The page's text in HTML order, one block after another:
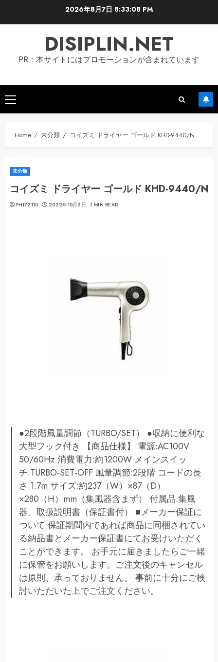
2026年8月7日 8:33:09 PM
DISIPLIN.NET
PR：本サイトにはプロモーションが含まれています
Primary
Menu
Home 未分類 コイズミ ドライヤー ゴールド KHD-9440/N
未分類
コイズミ ドライヤー ゴールド KHD-9440/N
PHI72110 2022年10月2日 1 MIN READ
●2段階風量調節（TURBO/SET） ●収納に便利な
大型フック付き 【商品仕様】 電源:AC100V
50/60Hz 消費電力:約1200W メインスイッ
チ:TURBO-SET-OFF 風量調節:2段階 コードの長
さ:1.7m サイズ:約237（W）×87（D）
×280（H）mm（集風器含まず） 付属品:集風
器、取扱説明書（保証書付） ■メーカー保証に
ついて 保証期間内であれば商品に同梱されてい
る納品書とメーカー保証書にてお受けいただく
ことができます。 お手元に届きましたらご一緒
に保管をお願いします。ご注文後のキャンセル
は原則、承っておりません。 事前に十分にご検
討いただいた上でご注文ください。